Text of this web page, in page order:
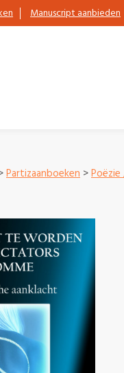
Manuscript aanbieden
Partizaanboeken >